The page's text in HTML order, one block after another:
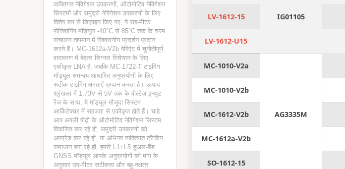
व्यक्तिगत नेविगेशन उपकरणों, ऑटोमोटिव नेविगेशन
सिस्टमों और समुद्री नेविगेशन उपकरणों के लिए
विशेष रूप से डिज़ाइन किए गए, ये सब-मीटर
पोजिशनिंग मॉड्यूल -40°C से 85°C तक के चरम
संचालन तापमान में विश्वसनीय प्रदर्शन प्रदान
करते हैं। MC-1612a-V2b वेरिएंट में चुनौतीपूर्ण
वातावरण में बेहतर सिग्नल रिसेप्शन के लिए
एकीकृत LNA है, जबकि MC-1722-T टाइमिंग
मॉड्यूल समन्वय-आधारित अनुप्रयोगों के लिए
सटीक टाइमिंग क्षमताएँ प्रदान करता है। उत्पाद
श्रृंखला में 1.73V से 5V तक के वोल्टेज इनपुट
रेंज के साथ, ये मॉड्यूल मौजूदा सिस्टम
आर्किटेक्चर में सहजता से एकीकृत होते हैं। चाहे
आप अगली पीढ़ी के ऑटोमोटिव नेविगेशन सिस्टम
विकसित कर रहे हों, समुद्री उपकरणों को
अपग्रेड कर रहे हों, या अभिनव व्यक्तिगत ट्रैकिंग
समाधान बना रहे हों, हमारे L1+L5 डुअल-बैंड
GNSS मॉड्यूल आपके अनुप्रयोगों की मांग के
अनुसार उप-मीटर सटीकता और बहु-नक्षत्र
IG01105
LV-1612-15
LV-1612-U15
MC-1010-V2a
AG3335M
MC-1010-V2b
MC-1612-V2b
MC-1612a-V2b
SO-1612-15